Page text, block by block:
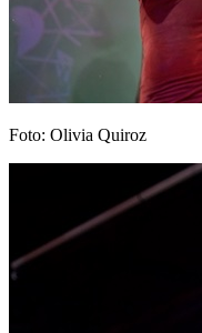
Foto: Olivia Quiroz